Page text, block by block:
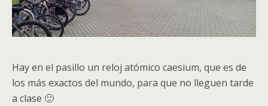
Hay en el pasillo un reloj atómico caesium, que es de
los más exactos del mundo, para que no lleguen tarde
a clase 🙂